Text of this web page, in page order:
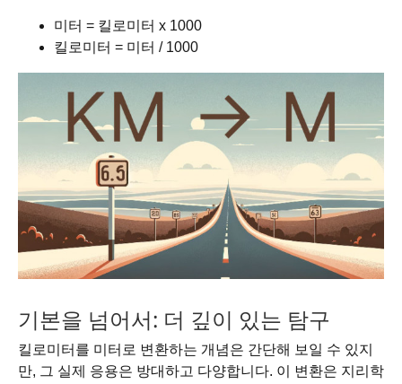
미터 = 킬로미터 x 1000
킬로미터 = 미터 / 1000
기본을 넘어서: 더 깊이 있는 탐구
킬로미터를 미터로 변환하는 개념은 간단해 보일 수 있지
만, 그 실제 응용은 방대하고 다양합니다. 이 변환은 지리학